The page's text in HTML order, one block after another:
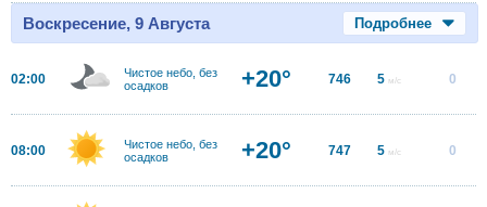
Воскресение, 9 Августа Подробнее
02:00
Чистое небо, без
осадков
+20° 746 5 м/с 0
08:00
Чистое небо, без
осадков
+20° 747 5 м/с 0